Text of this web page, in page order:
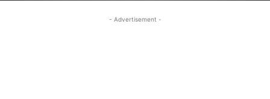
- Advertisement -